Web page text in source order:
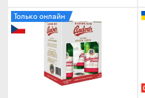
Только онлайн